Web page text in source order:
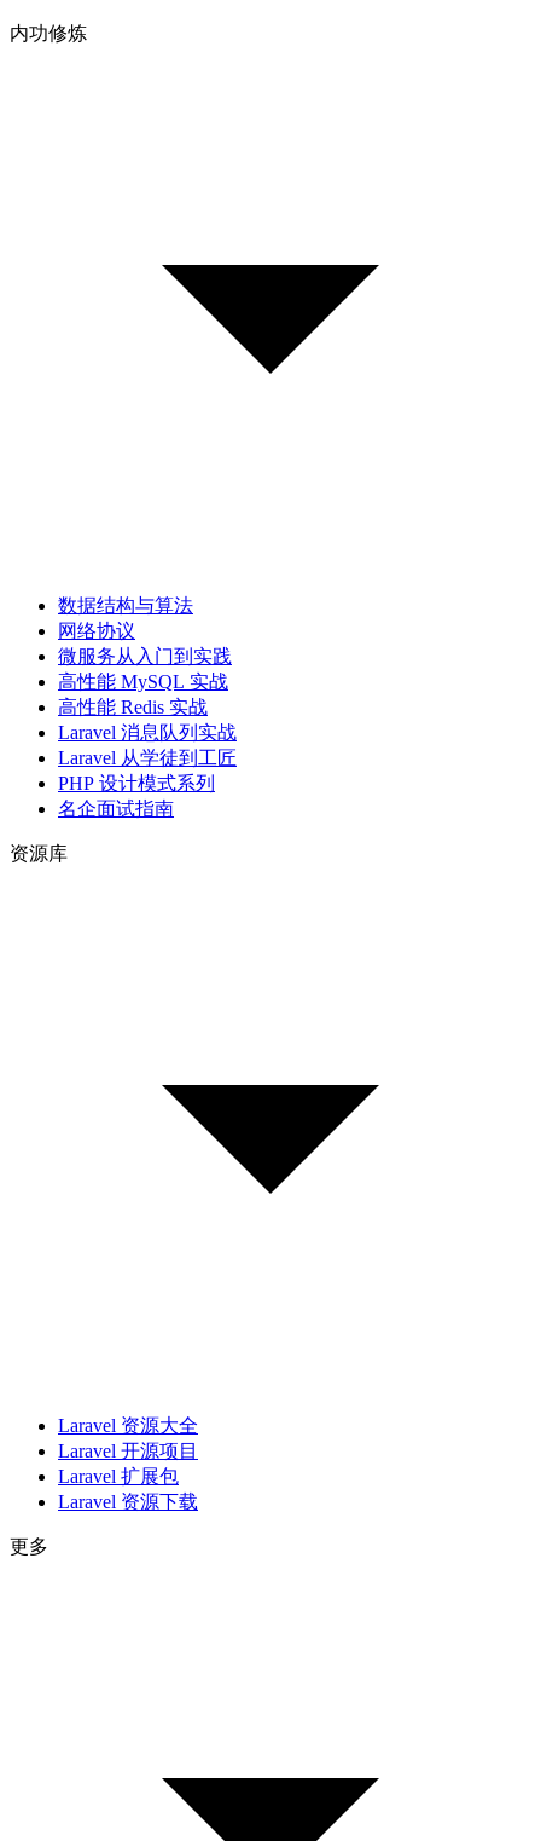
内功修炼
数据结构与算法
网络协议
微服务从入门到实践
高性能 MySQL 实战
高性能 Redis 实战
Laravel 消息队列实战
Laravel 从学徒到工匠
PHP 设计模式系列
名企面试指南
资源库
Laravel 资源大全
Laravel 开源项目
Laravel 扩展包
Laravel 资源下载
更多